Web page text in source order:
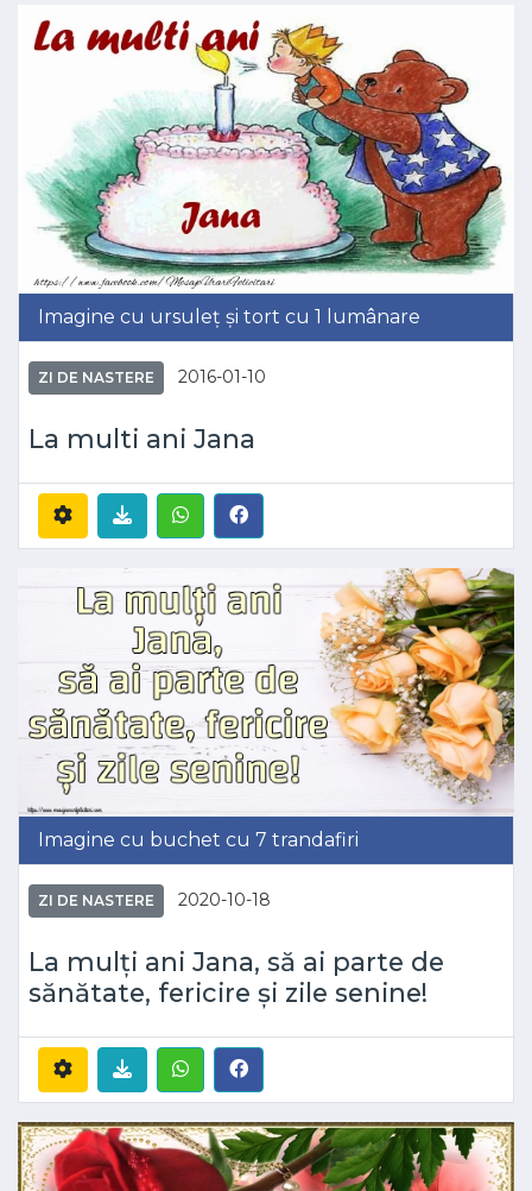
Imagine cu ursuleț și tort cu 1 lumânare
ZI DE NASTERE 2016-01-10
La multi ani Jana
Imagine cu buchet cu 7 trandafiri
ZI DE NASTERE 2020-10-18
La mulți ani Jana, să ai parte de
sănătate, fericire și zile senine!